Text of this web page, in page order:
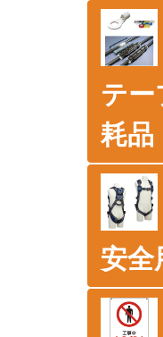
テ
耗品
安全